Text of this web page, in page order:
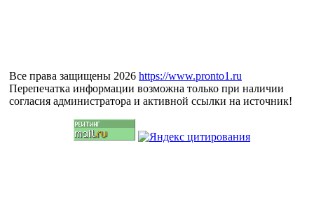
Все права защищены 2026 https://www.pronto1.ru
Перепечатка информации возможна только при наличии
согласия администратора и активной ссылки на источник!